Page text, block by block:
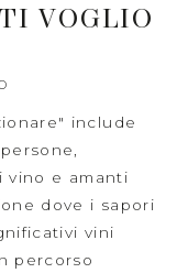
VOGLIO
include
vino e amanti
dove i sapori
vini
percorso